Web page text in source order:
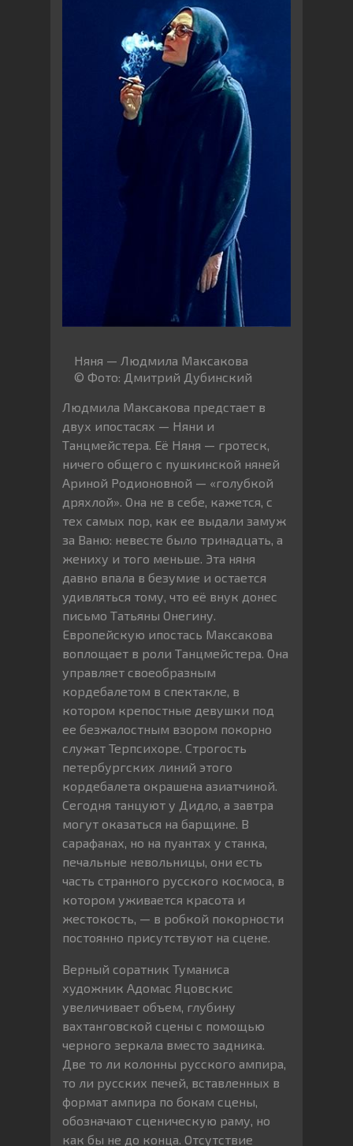
Няня — Людмила Максакова
© Фото: Дмитрий Дубинский
Людмила Максакова предстает в
двух ипостасях — Няни и
Танцмейстера. Её Няня — гротеск,
ничего общего с пушкинской няней
Ариной Родионовной — «голубкой
дряхлой». Она не в себе, кажется, с
тех самых пор, как ее выдали замуж
за Ваню: невесте было тринадцать, а
жениху и того меньше. Эта няня
давно впала в безумие и остается
удивляться тому, что её внук донес
письмо Татьяны Онегину.
Европейскую ипостась Максакова
воплощает в роли Танцмейстера. Она
управляет своеобразным
кордебалетом в спектакле, в
котором крепостные девушки под
ее безжалостным взором покорно
служат Терпсихоре. Строгость
петербургских линий этого
кордебалета окрашена азиатчиной.
Сегодня танцуют у Дидло, а завтра
могут оказаться на барщине. В
сарафанах, но на пуантах у станка,
печальные невольницы, они есть
часть странного русского космоса, в
котором уживается красота и
жестокость, — в робкой покорности
постоянно присутствуют на сцене.
Верный соратник Туманиса
художник Адомас Яцовскис
увеличивает объем, глубину
вахтанговской сцены с помощью
черного зеркала вместо задника.
Две то ли колонны русского ампира,
то ли русских печей, вставленных в
формат ампира по бокам сцены,
обозначают сценическую раму, но
как бы не до конца. Отсутствие